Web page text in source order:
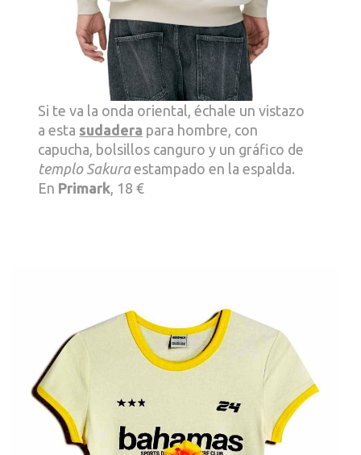
Si te va la onda oriental, échale un vistazo
a esta sudadera para hombre, con
capucha, bolsillos canguro y un gráfico de
templo Sakuraestampado en la espalda.
En Primark, 18 €